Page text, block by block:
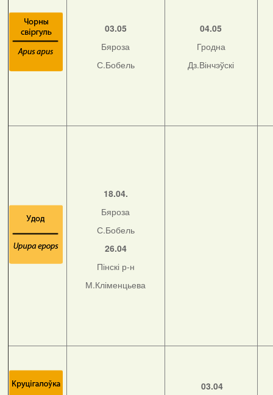
03.05
Бяроза
С.Бобель
04.05
Гродна
Дз.Вінчэўскі
18.04.
Бяроза
С.Бобель
26.04
Пінскі р-н
М.Кліменцьева
03.04